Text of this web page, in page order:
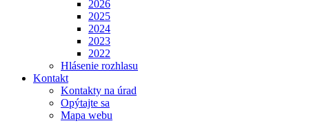
2026
2025
2024
2023
2022
Hlásenie rozhlasu
Kontakt
Kontakty na úrad
Opýtajte sa
Mapa webu